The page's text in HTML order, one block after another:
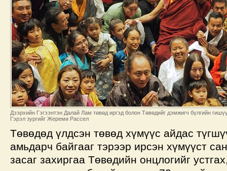
Дээрхийн Гэгээнтэн Далай Лам төвөд иргэд болон Төвөдийг дэмжигч бүлгийн
Гэрэл зургийг Жереми Рассел
Төвөдөд үлдсэн төвөд хүмүүс айдас
амьдарч байгааг тэрээр ирсэн хүмүүст
засаг захиргаа Төвөдийн онцлогийг